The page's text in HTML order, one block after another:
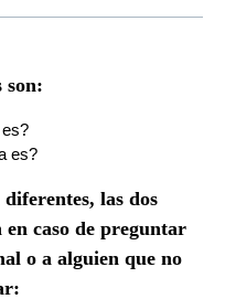
son:
es?
las dos
caso de preguntar
o a alguien que no